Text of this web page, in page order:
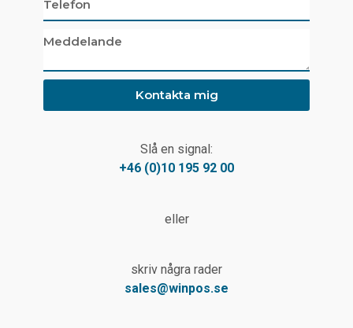
Kontakta mig
Slå en signal:
+46 (0)10 195 92 00
eller
skriv några rader
sales@winpos.se